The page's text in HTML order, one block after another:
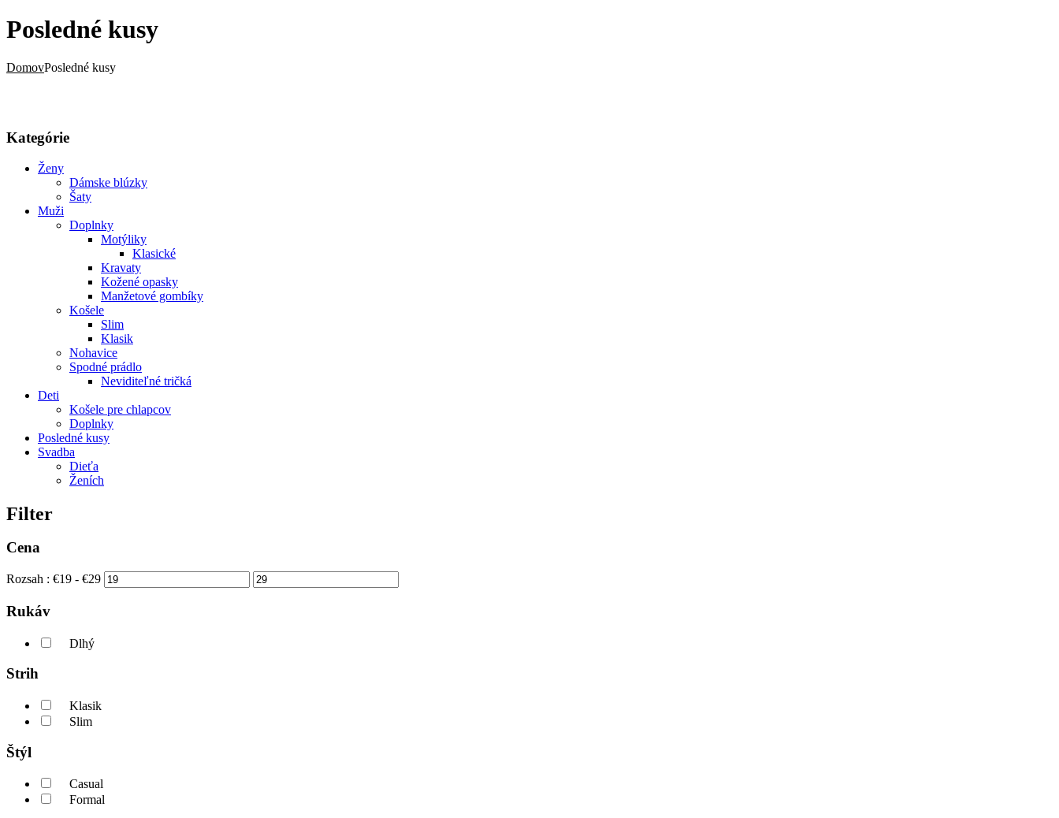
Posledné kusy
DomovPosledné kusy
Kategórie
Ženy
Dámske blúzky
Šaty
Muži
Doplnky
Motýliky
Klasické
Kravaty
Kožené opasky
Manžetové gombíky
Košele
Slim
Klasik
Nohavice
Spodné prádlo
Neviditeľné tričká
Deti
Košele pre chlapcov
Doplnky
Posledné kusy
Svadba
Dieťa
Ženích
Filter
Cena
Rozsah : €19 - €29
Rukáv
Dlhý
Strih
Klasik
Slim
Štýl
Casual
Formal